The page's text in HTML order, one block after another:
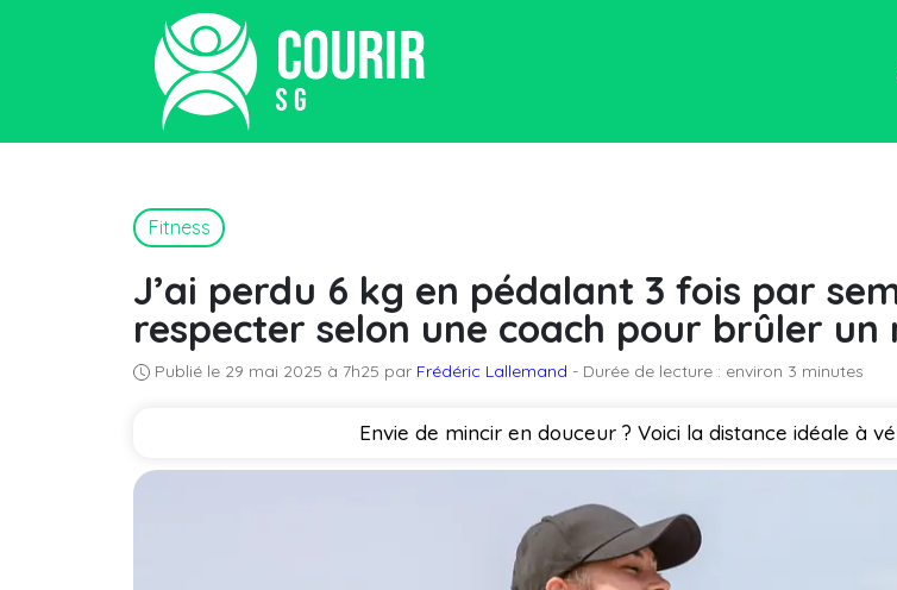
Fitness
J’ai perdu 6 kg en pédalant 3 fois par
respecter selon une coach pour brûler
Publié le 29 mai 2025 à 7h25 par Frédéric Lallemand - Durée de lecture : environ 3 minutes
Envie de mincir en douceur ? Voici la distance idéale à